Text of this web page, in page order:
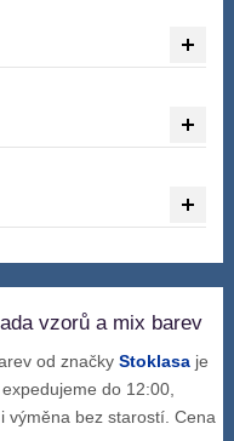
vzorů a mix barev
od značkyStoklasa je
do 12:00,
výměna bez starostí. Cena